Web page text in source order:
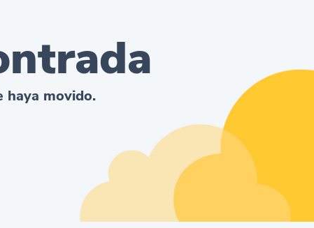
haya movido.